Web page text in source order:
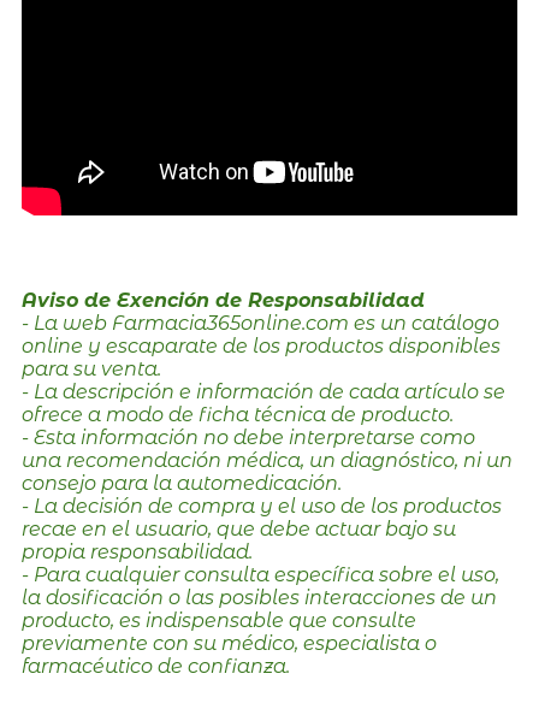
Aviso de Exención de Responsabilidad
- La web Farmacia365online.com es un catálogo
online y escaparate de los productos disponibles
para su venta.
- La descripción e información de cada artículo se
ofrece a modo de ficha técnica de producto.
- Esta información no debe interpretarse como
una recomendación médica, un diagnóstico, ni un
consejo para la automedicación.
- La decisión de compra y el uso de los productos
recae en el usuario, que debe actuar bajo su
propia responsabilidad.
- Para cualquier consulta específica sobre el uso,
la dosificación o las posibles interacciones de un
producto, es indispensable que consulte
previamente con su médico, especialista o
farmacéutico de confianza.